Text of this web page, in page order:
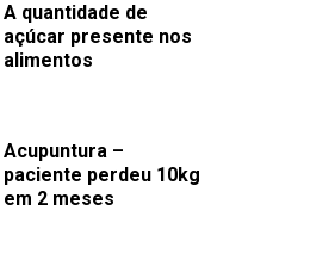
A quantidade de
açúcar presente nos
alimentos
Acupuntura –
paciente perdeu 10kg
em 2 meses